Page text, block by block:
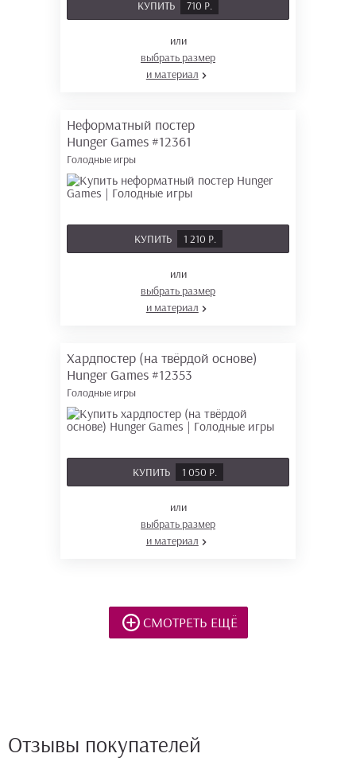
КУПИТЬ 710 Р.
или
выбрать размер
и материал
Неформатный постер
Hunger Games #12361
Голодные игры
КУПИТЬ 1 210 Р.
или
выбрать размер
и материал
Хардпостер (на твёрдой основе)
Hunger Games #12353
Голодные игры
КУПИТЬ 1 050 Р.
или
выбрать размер
и материал
СМОТРЕТЬ ЕЩЁ
Отзывы покупателей